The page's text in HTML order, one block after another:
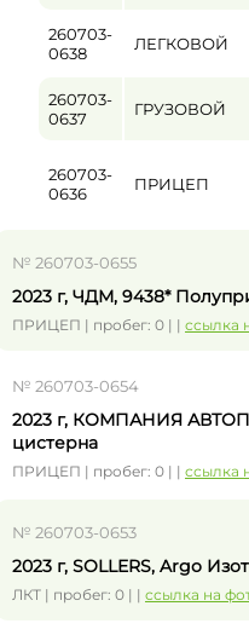
260703-
0638
ЛЕГКОВОЙ
260703-
0637
ГРУЗОВОЙ
260703-
0636
ПРИЦЕП
№ 260703-0655
2023 г, ЧДМ, 9438*
ПРИЦЕП | пробег: 0 | | ссылка
№ 260703-0654
2023 г, КОМПАНИЯ
цистерна
ПРИЦЕП | пробег: 0 | | ссылка
№ 260703-0653
2023 г, SOLLERS, Argo
ЛКТ | пробег: 0 | | ссылка на